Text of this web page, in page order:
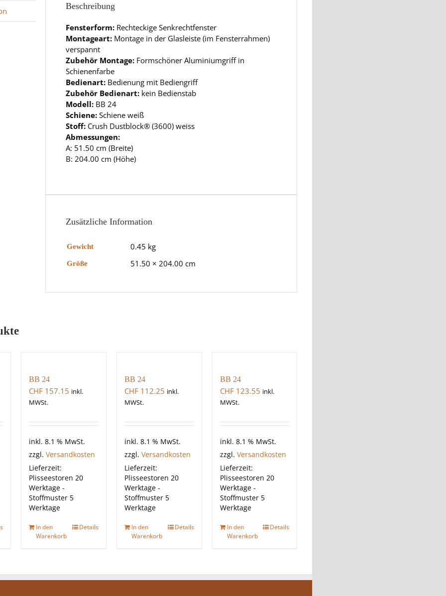
Beschreibung
Fensterform: Rechteckige Senkrechtfenster
Montageart: Montage in der Glasleiste (im Fensterrahmen)
verspannt
Zubehör Montage: Formschöner Aluminiumgriff in
Schienenfarbe
Bedienart: Bedienung mit Bediengriff
Zubehör Bedienart: kein Bedienstab
Modell: BB 24
Schiene: Schiene weiß
Stoff: Crush Dustblock® (3600) weiss
Abmessungen:
A: 51.50 cm (Breite)
B: 204.00 cm (Höhe)
Zusätzliche Information
Gewicht 0.45 kg
Größe 51.50 × 204.00 cm
BB 24
CHF 157.15 inkl.
MWSt.
inkl. 8.1 % MwSt.
zzgl.Versandkosten
Lieferzeit:
Plisseestoren 20
Werktage -
Stoffmuster 5
Werktage
In den
Warenkorb
Details
BB 24
CHF112.25 inkl.
MWSt.
inkl. 8.1 % MwSt.
zzgl. Versandkosten
Lieferzeit:
Plisseestoren 20
Werktage -
Stoffmuster 5
Werktage
In den
Warenkorb
Details
BB 24
CHF123.55 inkl.
MWSt.
inkl. 8.1 % MwSt.
zzgl. Versandkosten
Lieferzeit:
Plisseestoren 20
Werktage -
Stoffmuster 5
Werktage
In den
Warenkorb
Details